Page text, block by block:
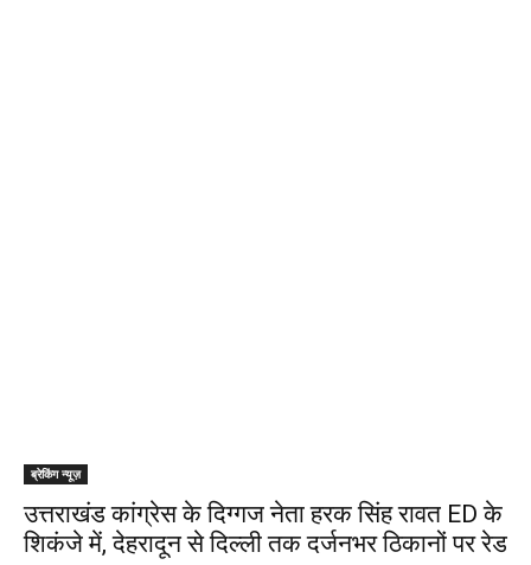
ब्रेकिंग न्यूज़
उत्तराखंड कांग्रेस के दिग्गज नेता हरक सिंह रावत ED के
शिकंजे में, देहरादून से दिल्‍ली तक दर्जनभर ठिकानों पर रेड